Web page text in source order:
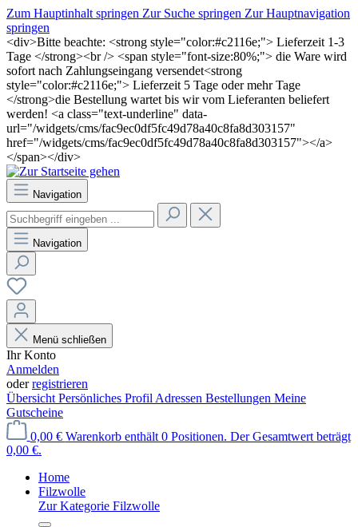
Zum Hauptinhalt springen Zur Suche springen Zur Hauptnavigation
springen
<div>Bitte beachte: <strong style="color:#c2116e;"> Lieferzeit 1-3
Tage </strong><br /> <span style="font-size:80%;"> die Ware wird
sofort nach Zahlungseingang versendet<strong
style="color:#c2116e;"> Lieferzeit 5 Tage oder mehr Tage
</strong>die Bestellung wartet bis wir vom Lieferanten beliefert
werden! <a class="text-underline" data-
url="/widgets/cms/fac9ec0df5fc49d78a40c8fa8d303157"
href="/widgets/cms/fac9ec0df5fc49d78a40c8fa8d303157"></a>
</span></div>
Navigation
Navigation
Menü schließen
Ihr Konto
Anmelden
oderregistrieren
Übersicht Persönliches Profil Adressen Bestellungen Meine
Gutscheine
0,00 € Warenkorb enthält 0 Positionen. Der Gesamtwert beträgt
0,00 €.
Home
Filzwolle
Zur Kategorie Filzwolle